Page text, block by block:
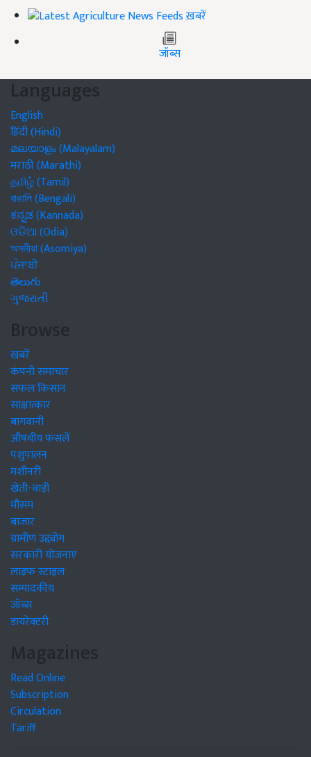
ख़बरें
जॉब्स
Languages
English
हिंदी (Hindi)
മലയാളം (Malayalam)
मराठी (Marathi)
தமிழ் (Tamil)
বাঙালি (Bengali)
ಕನ್ನಡ (Kannada)
ଓଡିଆ (Odia)
অসমীয়া (Asomiya)
ਪੰਜਾਬੀ
తెలుగు
ગુજરાતી
Browse
खबरें
कंपनी समाचार
सफल किसान
साक्षात्कार
बागवानी
औषधीय फसलें
पशुपालन
मशीनरी
खेती-बाड़ी
मौसम
बाजार
ग्रामीण उद्द्योग
सरकारी योजनाएं
लाइफ स्टाइल
सम्पादकीय
जॉब्स
डायरेक्टरी
Magazines
Read Online
Subscription
Circulation
Tariff